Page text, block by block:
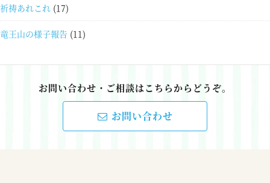
祈祷あれこれ (17)
竜王山の様子報告 (11)
お問い合わせ・ご相談はこちらからどうぞ。
お問い合わせ